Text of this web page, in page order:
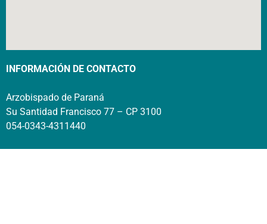
INFORMACIÓN DE CONTACTO
Arzobispado de Paraná
Su Santidad Francisco 77 – CP 3100
054-0343-4311440